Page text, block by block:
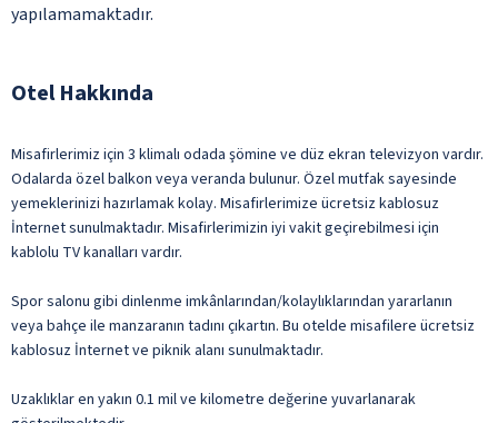
yapılamamaktadır.
Otel Hakkında
Misafirlerimiz için 3 klimalı odada şömine ve düz ekran televizyon vardır.
Odalarda özel balkon veya veranda bulunur. Özel mutfak sayesinde
yemeklerinizi hazırlamak kolay. Misafirlerimize ücretsiz kablosuz
İnternet sunulmaktadır. Misafirlerimizin iyi vakit geçirebilmesi için
kablolu TV kanalları vardır.
Spor salonu gibi dinlenme imkânlarından/kolaylıklarından yararlanın
veya bahçe ile manzaranın tadını çıkartın. Bu otelde misafilere ücretsiz
kablosuz İnternet ve piknik alanı sunulmaktadır.
Uzaklıklar en yakın 0.1 mil ve kilometre değerine yuvarlanarak